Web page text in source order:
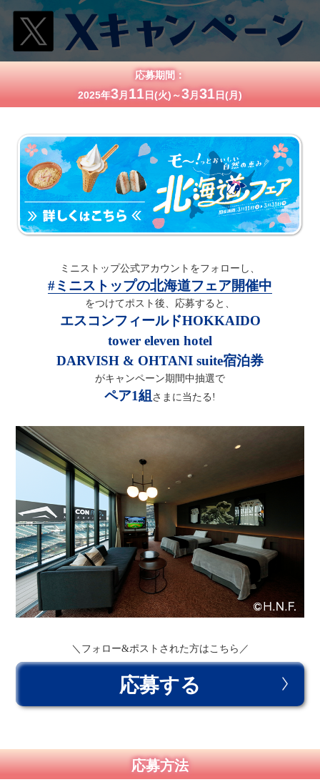
応募期間：
2025年3月11日(火)～3月31日(月)
ミニストップ公式アカウントをフォローし、
#ミニストップの北海道フェア開催中
をつけてポスト後、応募すると、
エスコンフィールドHOKKAIDO
tower eleven hotel
DARVISH & OHTANI suite宿泊券
がキャンペーン期間中抽選で
ペア1組 さまに当たる!
＼フォロー&ポストされた方はこちら／
応募する
応募方法